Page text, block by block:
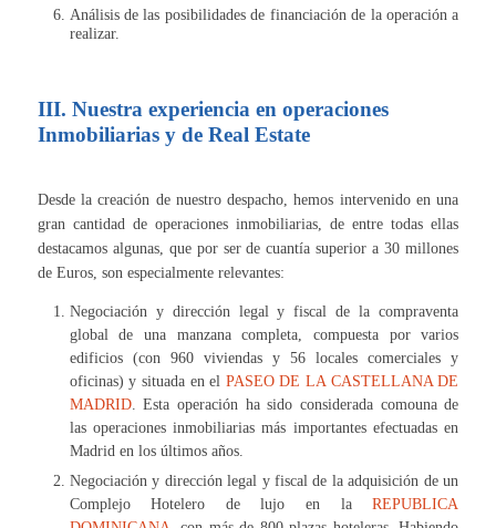
Análisis de las posibilidades de financiación de la operación a
realizar.
III. Nuestra experiencia en operaciones
Inmobiliarias y de Real Estate
Desde la creación de nuestro despacho, hemos intervenido en una
gran cantidad de operaciones inmobiliarias, de entre todas ellas
destacamos algunas, que por ser de cuantía superior a 30 millones
de Euros, son especialmente relevantes:
Negociación y dirección legal y fiscal de la compraventa
global de una manzana completa, compuesta por varios
edificios (con 960 viviendas y 56 locales comerciales y
oficinas) y situada en el PASEO DE LA CASTELLANA DE
MADRID. Esta operación ha sido considerada comouna de
las operaciones inmobiliarias más importantes efectuadas en
Madrid en los últimos años.
Negociación y dirección legal y fiscal de la adquisición de un
Complejo Hotelero de lujo en laREPUBLICA